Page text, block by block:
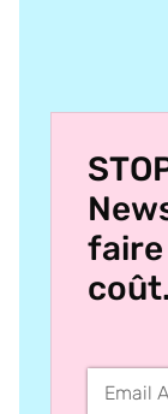
faire
coût.